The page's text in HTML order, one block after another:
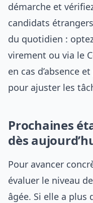
démarche et
candidats
du quotidien :
virement ou via le
en cas d’absence
pour ajuster les
Prochaines
dès
Pour avancer
évaluer le niveau
âgée. Si elle a plus